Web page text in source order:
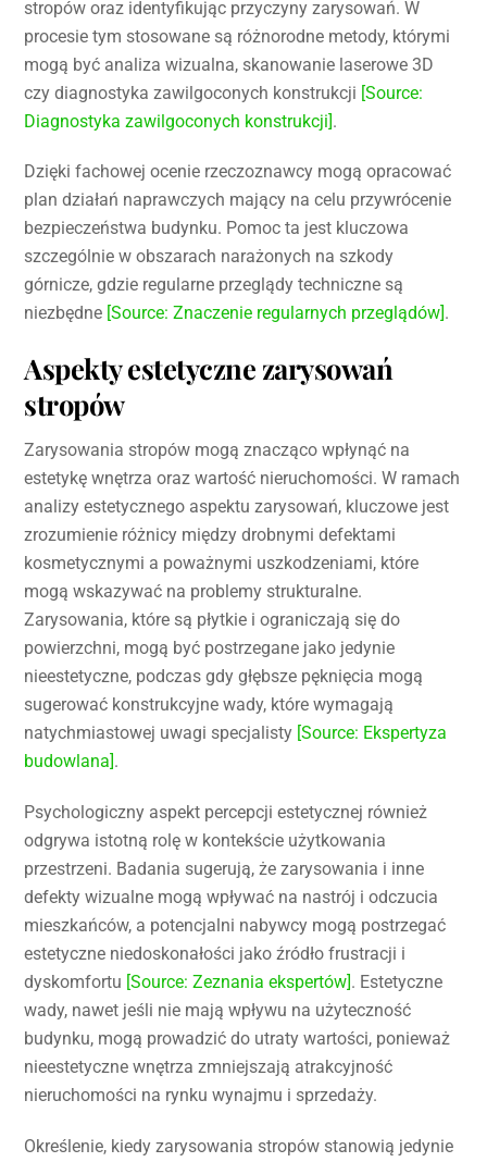
stropów oraz identyfikując przyczyny zarysowań. W
procesie tym stosowane są różnorodne metody, którymi
mogą być analiza wizualna, skanowanie laserowe 3D
czy diagnostyka zawilgoconych konstrukcji [Source:
Diagnostyka zawilgoconych konstrukcji].
Dzięki fachowej ocenie rzeczoznawcy mogą opracować
plan działań naprawczych mający na celu przywrócenie
bezpieczeństwa budynku. Pomoc ta jest kluczowa
szczególnie w obszarach narażonych na szkody
górnicze, gdzie regularne przeglądy techniczne są
niezbędne [Source: Znaczenie regularnych przeglądów].
Aspekty estetyczne zarysowań
stropów
Zarysowania stropów mogą znacząco wpłynąć na
estetykę wnętrza oraz wartość nieruchomości. W ramach
analizy estetycznego aspektu zarysowań, kluczowe jest
zrozumienie różnicy między drobnymi defektami
kosmetycznymi a poważnymi uszkodzeniami, które
mogą wskazywać na problemy strukturalne.
Zarysowania, które są płytkie i ograniczają się do
powierzchni, mogą być postrzegane jako jedynie
nieestetyczne, podczas gdy głębsze pęknięcia mogą
sugerować konstrukcyjne wady, które wymagają
natychmiastowej uwagi specjalisty [Source: Ekspertyza
budowlana].
Psychologiczny aspekt percepcji estetycznej również
odgrywa istotną rolę w kontekście użytkowania
przestrzeni. Badania sugerują, że zarysowania i inne
defekty wizualne mogą wpływać na nastrój i odczucia
mieszkańców, a potencjalni nabywcy mogą postrzegać
estetyczne niedoskonałości jako źródło frustracji i
dyskomfortu [Source: Zeznania ekspertów]. Estetyczne
wady, nawet jeśli nie mają wpływu na użyteczność
budynku, mogą prowadzić do utraty wartości, ponieważ
nieestetyczne wnętrza zmniejszają atrakcyjność
nieruchomości na rynku wynajmu i sprzedaży.
Określenie, kiedy zarysowania stropów stanowią jedynie